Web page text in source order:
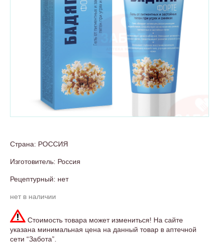
Страна: РОССИЯ
Изготовитель: Россия
Рецептурный: нет
нет в наличии
Стоимость товара может измениться! На сайте
указана минимальная цена на данный товар в аптечной
сети “Забота”.